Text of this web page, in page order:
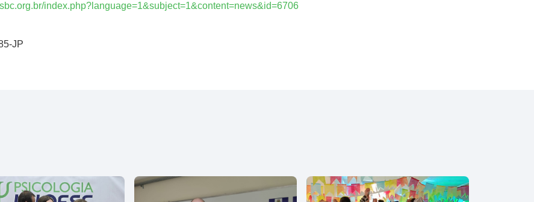
index.php?language=1&subject=1&content=news&id=6706
JP